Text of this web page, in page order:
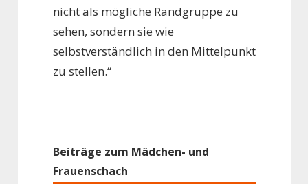
nicht als mögliche Randgruppe zu
sehen, sondern sie wie
selbstverständlich in den Mittelpunkt
zu stellen.“
Beiträge zum Mädchen- und
Frauenschach